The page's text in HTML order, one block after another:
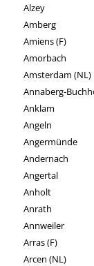
Alzey
Amberg
Amiens (F)
Amorbach
Amsterdam (NL)
Annaberg-
Anklam
Angeln
Angermünde
Andernach
Angertal
Anholt
Anrath
Annweiler
Arras (F)
Arcen (NL)